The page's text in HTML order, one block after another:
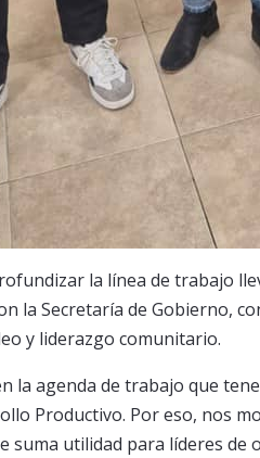
la línea de trabajo
la Secretaría de Gobierno,
y liderazgo comunitario.
la agenda de trabajo que
Productivo. Por eso, nos
suma utilidad para líderes de